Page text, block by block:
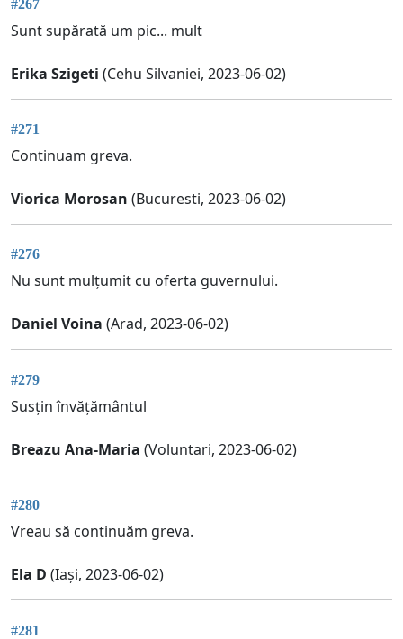
#267
Sunt supărată um pic... mult
Erika Szigeti (Cehu Silvaniei, 2023-06-02)
#271
Continuam greva.
Viorica Morosan (Bucuresti, 2023-06-02)
#276
Nu sunt mulțumit cu oferta guvernului.
Daniel Voina (Arad, 2023-06-02)
#279
Susțin învățământul
Breazu Ana-Maria (Voluntari, 2023-06-02)
#280
Vreau să continuăm greva.
Ela D (Iași, 2023-06-02)
#281